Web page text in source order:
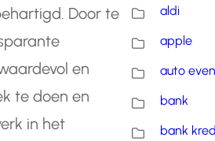
Door te
en
te doen en
in het
aldi
apple
auto
bank
bank